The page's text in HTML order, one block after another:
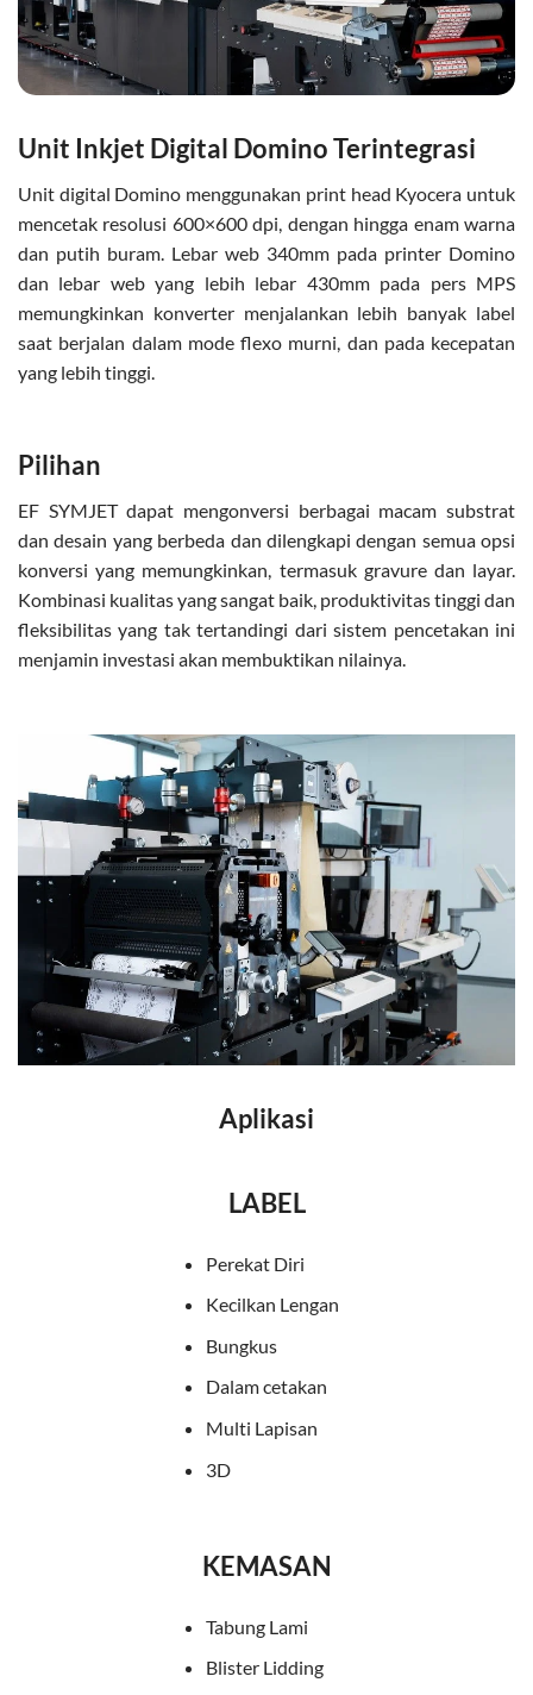
Unit Inkjet Digital Domino Terintegrasi
Unit digital Domino menggunakan print head Kyocera untuk
mencetak resolusi 600×600 dpi, dengan hingga enam warna
dan putih buram. Lebar web 340mm pada printer Domino
dan lebar web yang lebih lebar 430mm pada pers MPS
memungkinkan konverter menjalankan lebih banyak label
saat berjalan dalam mode flexo murni, dan pada kecepatan
yang lebih tinggi.
Pilihan
EF SYMJET dapat mengonversi berbagai macam substrat
dan desain yang berbeda dan dilengkapi dengan semua opsi
konversi yang memungkinkan, termasuk gravure dan layar.
Kombinasi kualitas yang sangat baik, produktivitas tinggi dan
fleksibilitas yang tak tertandingi dari sistem pencetakan ini
menjamin investasi akan membuktikan nilainya.
Aplikasi
LABEL
Perekat Diri
Kecilkan Lengan
Bungkus
Dalam cetakan
Multi Lapisan
3D
KEMASAN
Tabung Lami
Blister Lidding